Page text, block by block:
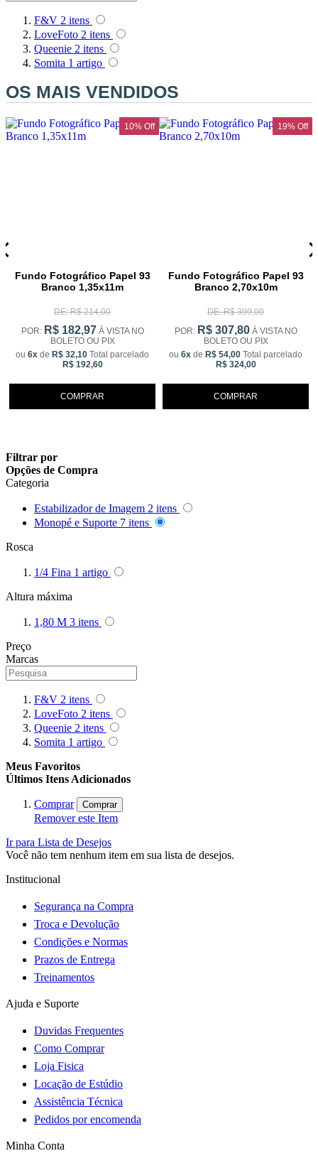
F&V 2 itens
LoveFoto 2 itens
Queenie 2 itens
Somita 1 artigo
OS MAIS VENDIDOS
10% Off
Fundo Fotográfico Papel 93
Branco 1,35x11m
DE: R$ 214,00
POR: R$ 182,97 À VISTA NO
BOLETO OU PIX
ou 6x de R$ 32,10 Total parcelado
R$ 192,60
COMPRAR
19% Off
Fundo Fotográfico Papel 93
Branco 2,70x10m
DE: R$ 399,00
POR: R$ 307,80À VISTA NO
BOLETO OU PIX
ou 6x de R$ 54,00 Total parcelado
R$ 324,00
COMPRAR
Filtrar por
Opções de Compra
Categoria
Estabilizador de Imagem 2 itens
Monopé e Suporte 7 itens
Rosca
1/4 Fina 1 artigo
Altura máxima
1,80 M 3 itens
Preço
Marcas
F&V 2 itens
LoveFoto 2 itens
Queenie 2 itens
Somita 1 artigo
Meus Favoritos
Últimos Itens Adicionados
Comprar Comprar
Remover este Item
Ir para Lista de Desejos
Você não tem nenhum item em sua lista de desejos.
Institucional
Segurança na Compra
Troca e Devolução
Condições e Normas
Prazos de Entrega
Treinamentos
Ajuda e Suporte
Duvidas Frequentes
Como Comprar
Loja Fisica
Locação de Estúdio
Assistência Técnica
Pedidos por encomenda
Minha Conta